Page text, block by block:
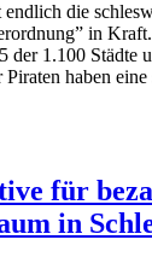
die
in
der 1.100 Städte
haben eine
für
in